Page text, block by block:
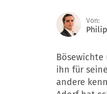
Von:
ihn für
andere